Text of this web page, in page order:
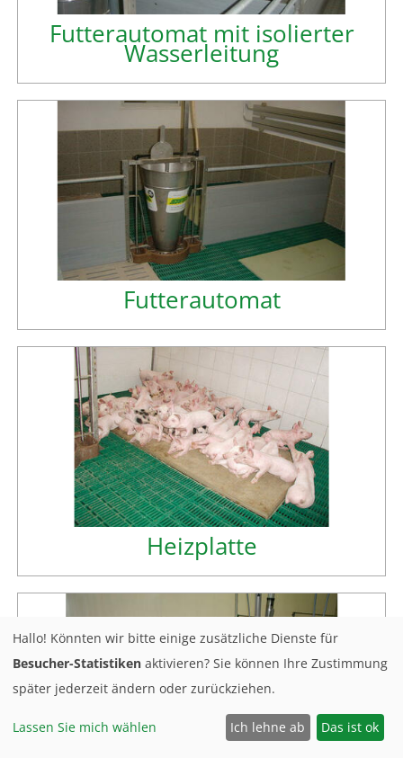
Futterautomat mit isolierter
Wasserleitung
Futterautomat
Heizplatte
Hallo! Könnten wir bitte einige zusätzliche Dienste für
Besucher-Statistiken aktivieren? Sie können Ihre Zustimmung
später jederzeit ändern oder zurückziehen.
Lassen Sie mich wählen Ich lehne ab Das ist ok